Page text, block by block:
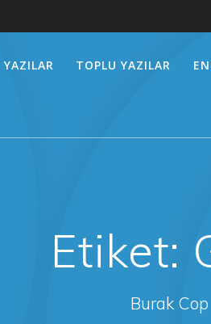
YAZILAR TOPLU YAZILAR
Etiket:
Burak Cop